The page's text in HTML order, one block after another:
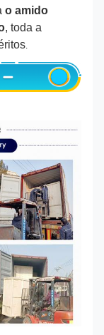
o amido
, toda a
.